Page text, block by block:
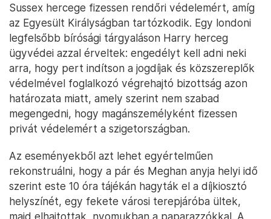
Sussex hercege fizessen rendőri védelemért, amíg
az Egyesült Királyságban tartózkodik. Egy londoni
legfelsőbb bírósági tárgyaláson Harry herceg
ügyvédei azzal érveltek: engedélyt kell adni neki
arra, hogy pert indítson a jogdíjak és közszereplők
védelmével foglalkozó végrehajtó bizottság azon
határozata miatt, amely szerint nem szabad
megengedni, hogy magánszemélyként fizessen
privát védelemért a szigetországban.
Az eseményekből azt lehet egyértelműen
rekonstruálni, hogy a pár és Meghan anyja helyi idő
szerint este 10 óra tájékán hagyták el a díjkiosztó
helyszínét, egy fekete városi terepjáróba ültek,
majd elhajtottak, nyomukban a paparazzókkal. A